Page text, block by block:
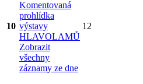
10
Komentovaná
prohlídka
výstavy
HLAVOLAMŮ
Zobrazit
všechny
záznamy ze dne
12